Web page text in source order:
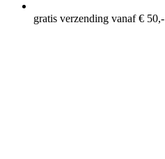
gratis verzending vanaf € 50,-